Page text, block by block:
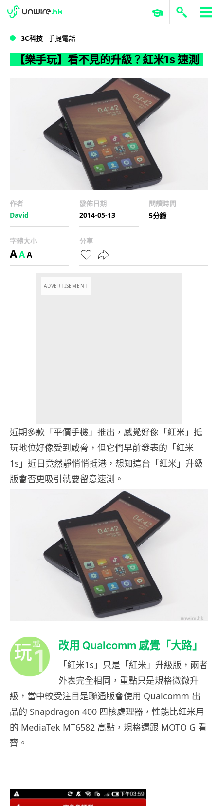
【樂手玩】看不見的升級？紅米1s 速測
WWDC 2026 ERP 與商業 AI
3C科技 手提電話
【樂手玩】看不見的升級？紅米1s 速測
作者
David
發佈日期
2014-05-13
閱讀時間
5分鐘
字體大小
AAA
分享
ADVERTISEMENT
近期多款「平價手機」推出，感覺好像「紅米」抵
玩地位好像受到威脅，但它們早前發表的「紅米
1s」近日竟然靜悄悄抵港，想知這台「紅米」升級
版會否更吸引就要留意速測。
改用 Qualcomm 感覺「大路」
「紅米1s」只是「紅米」升級版，兩者
外表完全相同，重點只是規格微微升
級，當中較受注目是聯通版會使用 Qualcomm 出
品的 Snapdragon 400 四核處理器，性能比紅米用
的 MediaTek MT6582 高點，規格還跟 MOTO G 看
齊。